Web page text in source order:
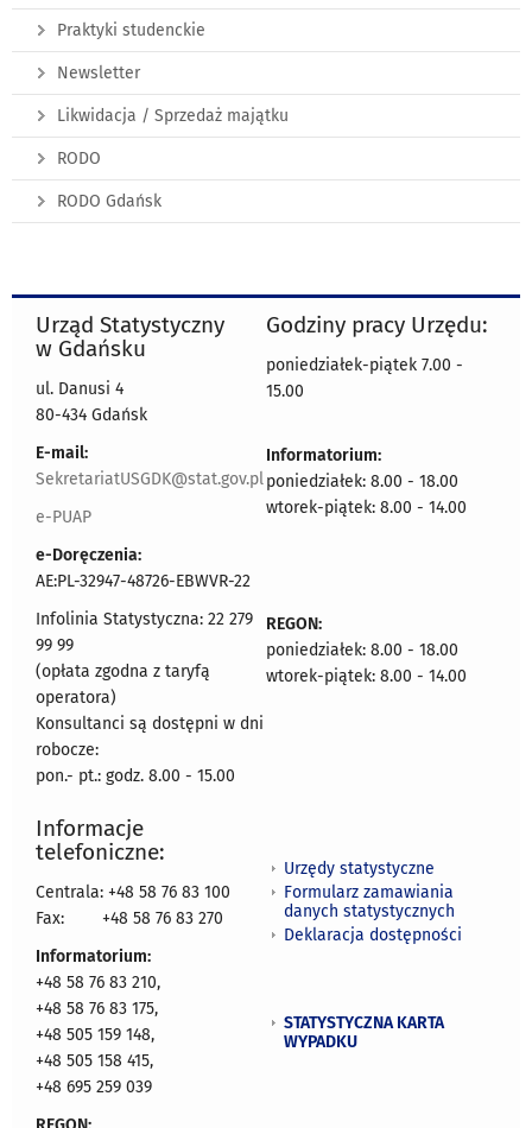
Praktyki studenckie
Newsletter
Likwidacja / Sprzedaż majątku
RODO
RODO Gdańsk
Urząd Statystyczny
w Gdańsku
ul. Danusi 4
80-434 Gdańsk
E-mail:
SekretariatUSGDK@stat.gov.pl
e-PUAP
e-Doręczenia:
AE:PL-32947-48726-EBWVR-22
Infolinia Statystyczna: 22 279
99 99
(opłata zgodna z taryfą
operatora)
Konsultanci są dostępni w dni
robocze:
pon.- pt.: godz. 8.00 - 15.00
Godziny pracy Urzędu:
poniedziałek-piątek 7.00 -
15.00
Informatorium:
poniedziałek: 8.00 - 18.00
wtorek-piątek: 8.00 - 14.00
REGON:
poniedziałek: 8.00 - 18.00
wtorek-piątek: 8.00 - 14.00
Informacje
telefoniczne:
Centrala: +48 58 76 83 100
Fax:
+48 58 76 83 270
Informatorium:
+48 58 76 83 210,
+48 58 76 83 175,
+48 505 159 148,
+48 505 158 415,
+48 695 259 039
Urzędy statystyczne
Formularz zamawiania
danych statystycznych
Deklaracja dostępności
STATYSTYCZNA KARTA
WYPADKU